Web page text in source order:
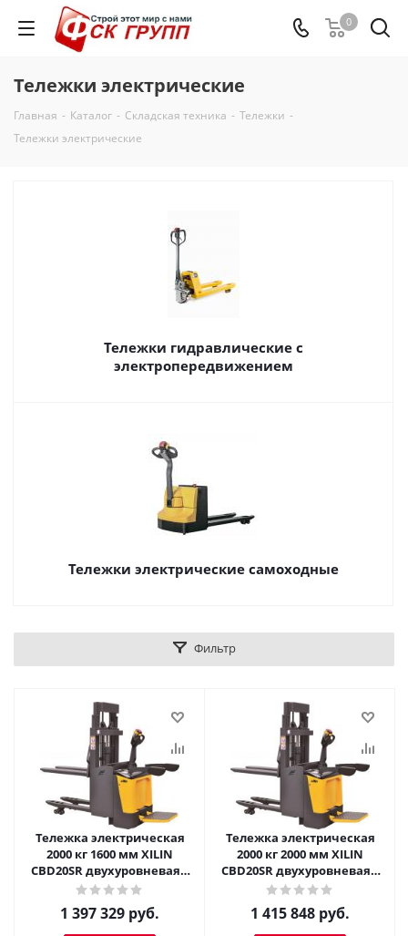
0
Тележки электрические
Главная - Каталог - Складская техника - Тележки -
Тележки электрические
Тележки гидравлические с
электропередвижением
Тележки электрические самоходные
Фильтр
Тележка электрическая
2000 кг 1600 мм XILIN
CBD20SR двухуровневая с
платформой
1 397 329 руб.
Тележка электрическая
2000 кг 2000 мм XILIN
CBD20SR двухуровневая с
платформой
1 415 848 руб.